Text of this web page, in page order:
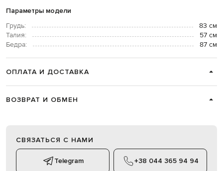
Параметры модели
Грудь:
83 см
Талия:
57 см
Бедра:
87 см
ОПЛАТА И ДОСТАВКА
ВОЗВРАТ И ОБМЕН
СВЯЗАТЬСЯ С НАМИ
Telegram +38 044 365 94 94